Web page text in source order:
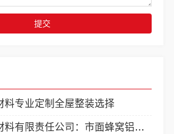
料专业定制全屋整装选择
限责任公司：市面蜂窝铝板定制厂
提交